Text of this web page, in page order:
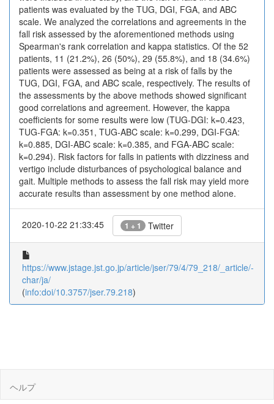
patients was evaluated by the TUG, DGI, FGA, and ABC
scale. We analyzed the correlations and agreements in the
fall risk assessed by the aforementioned methods using
Spearman's rank correlation and kappa statistics. Of the 52
patients, 11 (21.2%), 26 (50%), 29 (55.8%), and 18 (34.6%)
patients were assessed as being at a risk of falls by the
TUG, DGI, FGA, and ABC scale, respectively. The results of
the assessments by the above methods showed significant
good correlations and agreement. However, the kappa
coefficients for some results were low (TUG-DGI: k=0.423,
TUG-FGA: k=0.351, TUG-ABC scale: k=0.299, DGI-FGA:
k=0.885, DGI-ABC scale: k=0.385, and FGA-ABC scale:
k=0.294). Risk factors for falls in patients with dizziness and
vertigo include disturbances of psychological balance and
gait. Multiple methods to assess the fall risk may yield more
accurate results than assessment by one method alone.
2020-10-22 21:33:45 1 + 1 Twitter
https://www.jstage.jst.go.jp/article/jser/79/4/79_218/_article/-
char/ja/
(info:doi/10.3757/jser.79.218)
ヘルプ